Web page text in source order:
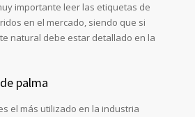
importante leer las etiquetas de
en el mercado, siendo que si
natural debe estar detallado en la
palma
el más utilizado en la industria